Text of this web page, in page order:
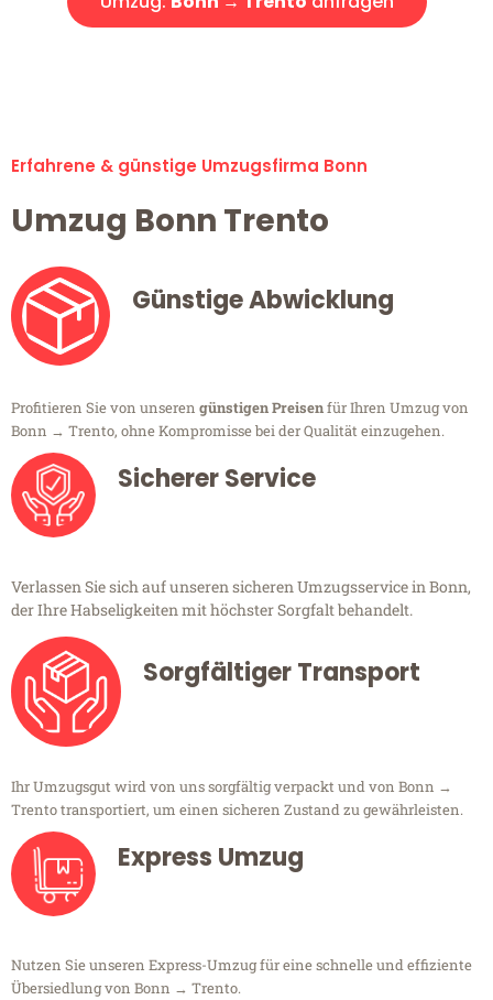
Erfahrene & günstige Umzugsfirma Bonn
Umzug Bonn Trento
Günstige Abwicklung
Profitieren Sie von unseren günstigen Preisenfür Ihren Umzug von
Bonn → Trento, ohne Kompromisse bei der Qualität einzugehen.
Sicherer Service
Verlassen Sie sich auf unseren sicheren Umzugsservice in Bonn,
der Ihre Habseligkeiten mit höchster Sorgfalt behandelt.
Sorgfältiger Transport
Ihr Umzugsgut wird von uns sorgfältig verpackt und von Bonn →
Trento transportiert, um einen sicheren Zustand zu gewährleisten.
Express Umzug
Nutzen Sie unseren Express-Umzug für eine schnelle und effiziente
Übersiedlung von Bonn → Trento.